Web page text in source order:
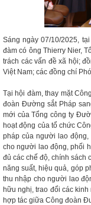
Sáng ngày 07/10/2025,
đàm có ông Thierry Nier,
trách các vấn đề xã hội;
Việt Nam; các đồng chí
Tại hội đàm, thay mặt
đoàn Đường sắt Pháp
mới của Tổng công ty
hoạt động của tổ chức
pháp của người lao động,
cho người lao động, phối
đủ các chế độ, chính sách
năng suất, hiệu quả, góp
thu nhập cho người lao
hữu nghị, trao đổi các
hợp tác giữa Công đoàn